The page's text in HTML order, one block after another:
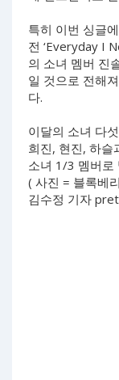
특히 이번 싱글
전 ‘Everyday I
의 소녀 멤버 진
일 것으로 전해
다.
이달의 소녀 다
희진, 현진, 하슬
소녀 1/3 멤버로
( 사진 = 블록베
김수정 기자